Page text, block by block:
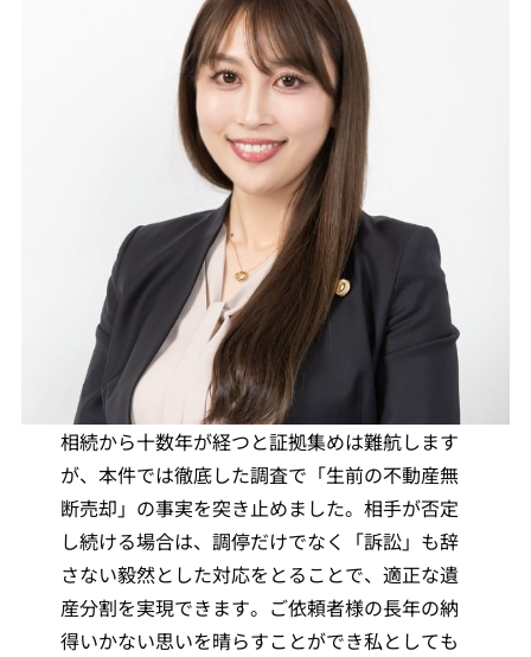
相続から十数年が経つと証拠集めは難航します
が、本件では徹底した調査で「生前の不動産無
断売却」の事実を突き止めました。相手が否定
し続ける場合は、調停だけでなく「訴訟」も辞
さない毅然とした対応をとることで、適正な遺
産分割を実現できます。ご依頼者様の長年の納
得いかない思いを晴らすことができ私としても